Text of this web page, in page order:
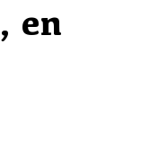
en